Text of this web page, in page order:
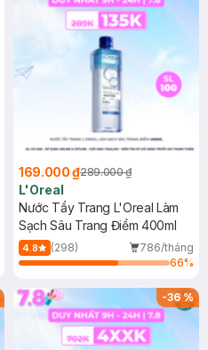
169.000 ₫289.000 ₫
L'Oreal
Nước Tẩy Trang L'Oreal Làm
Sạch Sâu Trang Điểm 400ml
4.8 (298)
786/tháng
66%
-36%